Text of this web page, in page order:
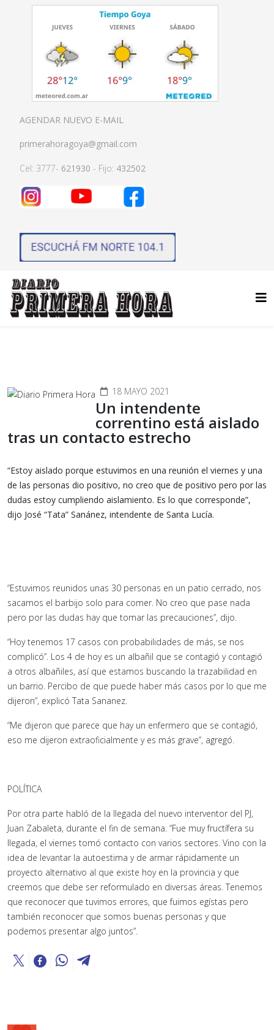
AGENDAR NUEVO E-MAIL
primerahoragoya@gmail.com
Cel: 3777- 621930 - Fijo: 432502
18 MAYO 2021
Un intendente
correntino está aislado
tras un contacto estrecho
“Estoy aislado porque estuvimos en una reunión el viernes y una
de las personas dio positivo, no creo que de positivo pero por las
dudas estoy cumpliendo aislamiento. Es lo que corresponde”,
dijo José “Tata” Sanánez, intendente de Santa Lucía.
“Estuvimos reunidos unas 30 personas en un patio cerrado, nos
sacamos el barbijo solo para comer. No creo que pase nada
pero por las dudas hay que tomar las precauciones”, dijo.
“Hoy tenemos 17 casos con probabilidades de más, se nos
complicó”. Los 4 de hoy es un albañil que se contagió y contagió
a otros albañiles, así que estamos buscando la trazabilidad en
un barrio. Percibo de que puede haber más casos por lo que me
dijeron”, explicó Tata Sananez.
“Me dijeron que parece que hay un enfermero que se contagió,
eso me dijeron extraoficialmente y es más grave”, agregó.
POLÍTICA
Por otra parte habló de la llegada del nuevo interventor del PJ,
Juan Zabaleta, durante el fin de semana. “Fue muy fructífera su
llegada, el viernes tomó contacto con varios sectores. Vino con la
idea de levantar la autoestima y de armar rápidamente un
proyecto alternativo al que existe hoy en la provincia y que
creemos que debe ser reformulado en diversas áreas. Tenemos
que reconocer que tuvimos errores, que fuimos egístas pero
también reconocer que somos buenas personas y que
podemos presentar algo juntos”.